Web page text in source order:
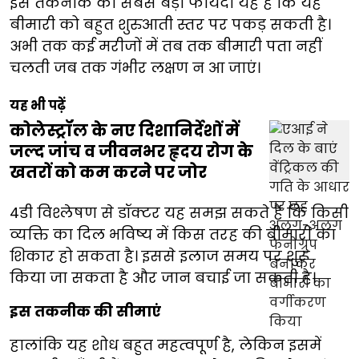
बीमारी को बहुत शुरुआती स्तर पर पकड़ सकती है।
अभी तक कई मरीजों में तब तक बीमारी पता नहीं
चलती जब तक गंभीर लक्षण न आ जाएं।
यह भी पढ़ें
कोलेस्ट्रॉल के नए दिशानिर्देशों में
जल्द जांच व जीवनभर हृदय रोग के
खतरों को कम करने पर जोर
4डी विश्लेषण से डॉक्टर यह समझ सकते हैं कि किसी
व्यक्ति का दिल भविष्य में किस तरह की बीमारी का
शिकार हो सकता है। इससे इलाज समय पर शुरू
किया जा सकता है और जान बचाई जा सकती है।
इस तकनीक की सीमाएं
हालांकि यह शोध बहुत महत्वपूर्ण है, लेकिन इसमें